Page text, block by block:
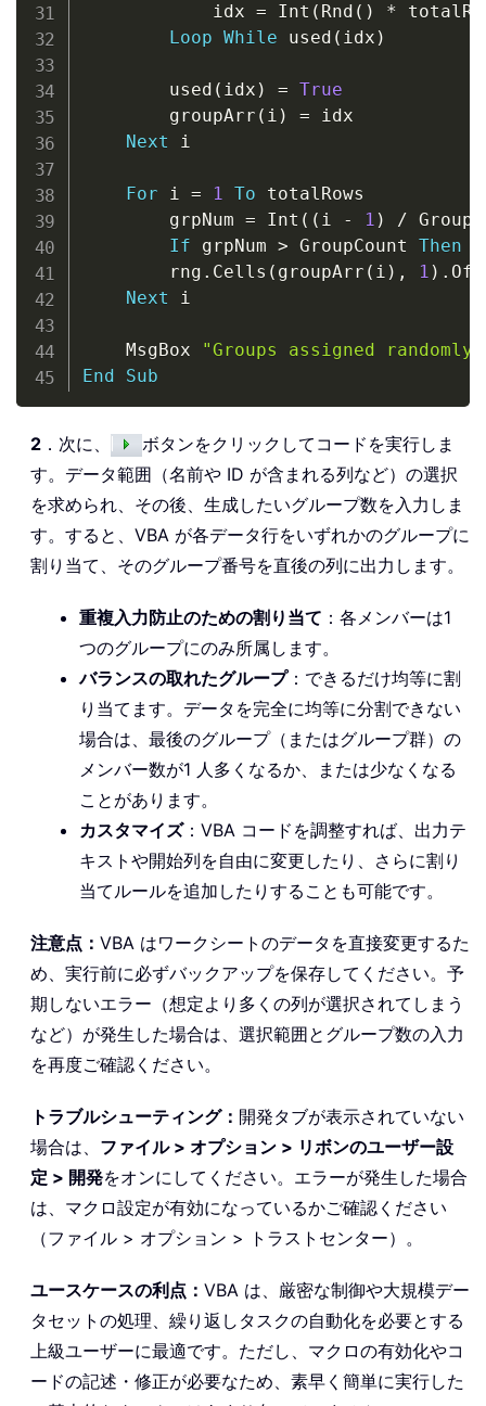
            idx
= Int ( Rnd ( ) *
Loop While used ( idx )
        used
( idx ) = True
        groupArr
( i ) = idx
Next i
For i = 1 To totalRows
        grpNum
= Int ( ( i - 1 ) /
If grpNum > GroupCount Then
        rng
. Cells ( groupArr ( i ) , 1 ) .
Next i
    MsgBox
"Groups assigned
End
Sub
2 ．次に、
ボタンをクリックしてコードを実行しま
す。データ範囲（名前や ID が含まれる列など）の選択
を求められ、その後、生成したいグループ数を入力しま
す。すると、VBA が各データ行をいずれかのグループに
割り当て、そのグループ番号を直後の列に出力します。
重複入力防止のための割り当て ：各メンバーは1
つのグループにのみ所属します。
バランスの取れたグループ：できるだけ均等に割
り当てます。データを完全に均等に分割できない
場合は、最後のグループ（またはグループ群）の
メンバー数が1 人多くなるか、または少なくなる
ことがあります。
カスタマイズ：VBA コードを調整すれば、出力テ
キストや開始列を自由に変更したり、さらに割り
当てルールを追加したりすることも可能です。
注意点： VBA はワークシートのデータを直接変更するた
め、実行前に必ずバックアップを保存してください。予
期しないエラー（想定より多くの列が選択されてしまう
など）が発生した場合は、選択範囲とグループ数の入力
を再度ご確認ください。
トラブルシューティング： 開発タブが表示されていない
場合は、 ファイル > オプション > リボンのユーザー設
定 > 開発をオンにしてください。エラーが発生した場合
は、マクロ設定が有効になっているかご確認ください
（ファイル > オプション > トラストセンター）。
ユースケースの利点： VBA は、厳密な制御や大規模デー
タセットの処理、繰り返しタスクの自動化を必要とする
上級ユーザーに最適です。ただし、マクロの有効化やコ
ードの記述・修正が必要なため、素早く簡単に実行した